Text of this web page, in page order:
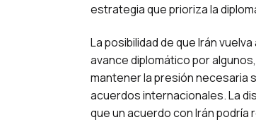
estrategia que prioriza la
La posibilidad de que Irán
avance diplomático por
mantener la presión necesaria
acuerdos internacionales. La
que un acuerdo con Irán podría